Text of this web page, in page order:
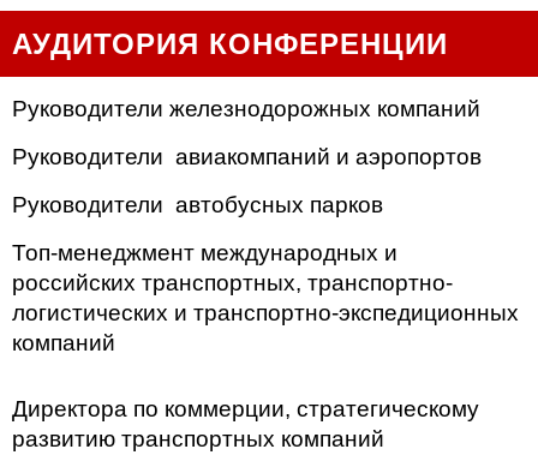
АУДИТОРИЯ КОНФЕРЕНЦИИ
Руководители железнодорожных компаний
Руководители авиакомпаний и аэропортов
Руководители автобусных парков
Топ-менеджмент международных и
российских транспортных, транспортно-
логистических и транспортно-экспедиционных
компаний
Директора по коммерции, стратегическому
развитию транспортных компаний